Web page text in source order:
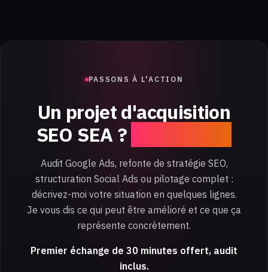
PASSONS À L'ACTION
Un projet d'acquisition
SEO SEA ?
Audit Google Ads, refonte de stratégie SEO,
structuration Social Ads ou pilotage complet :
décrivez-moi votre situation en quelques lignes.
Je vous dis ce qui peut être amélioré et ce que ça
représente concrètement.
Premier échange de 30 minutes offert, audit
inclus.